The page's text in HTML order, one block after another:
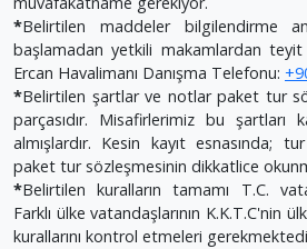
*Belirtilen maddeler bilgilendirme
başlamadan yetkili makamlardan teyit
Ercan Havalimanı Danışma Telefonu:
*Belirtilen şartlar ve notlar paket tur
parçasıdır. Misafirlerimiz bu şartları
almışlardır. Kesin kayıt esnasında;
paket tur sözleşmesinin dikkatlice
*Belirtilen kuralların tamamı T.C.
Farklı ülke vatandaşlarının K.K.T.C'nin
kurallarını kontrol etmeleri